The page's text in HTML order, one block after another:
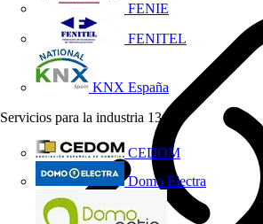
FENIE
FENITEL
KNX España
Servicios para la industria 13
CEDOM
Domo Electra